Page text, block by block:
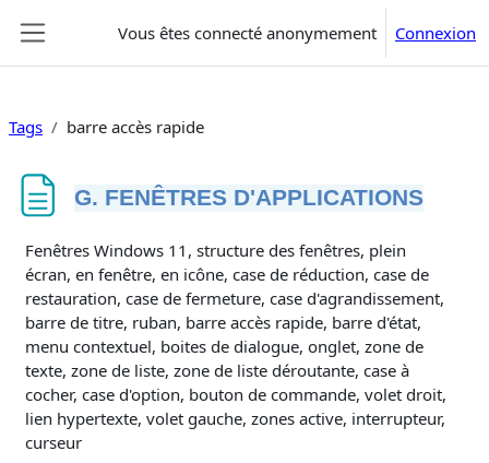
Vous êtes connecté anonymement Connexion
Tags barre accès rapide
G. FENÊTRES D'APPLICATIONS
Conditions d’achèvement
Fenêtres Windows 11, structure des fenêtres, plein
écran, en fenêtre, en icône, case de réduction, case de
restauration, case de fermeture, case d'agrandissement,
barre de titre, ruban, barre accès rapide, barre d'état,
menu contextuel, boites de dialogue, onglet, zone de
texte, zone de liste, zone de liste déroutante, case à
cocher, case d'option, bouton de commande, volet droit,
lien hypertexte, volet gauche, zones active, interrupteur,
curseur